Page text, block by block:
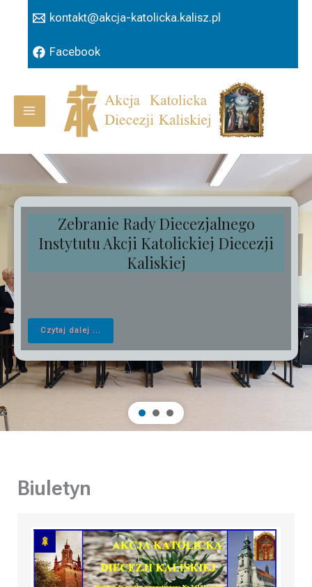
kontakt@akcja-katolicka.kalisz.pl
Facebook
Main
Menu
Zebranie Rady Diecezjalnego
Instytutu Akcji Katolickiej Diecezji
Kaliskiej
Czytaj dalej ...
Biuletyn